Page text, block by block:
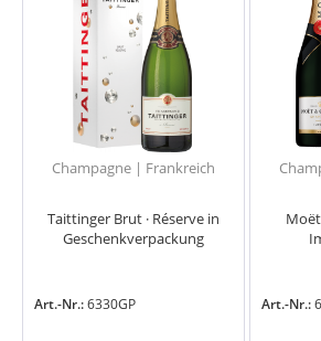
Champagne | Frankreich
Taittinger Brut · Réserve in
Geschenkverpackung
Art.-Nr.:6330GP Art.-Nr.: